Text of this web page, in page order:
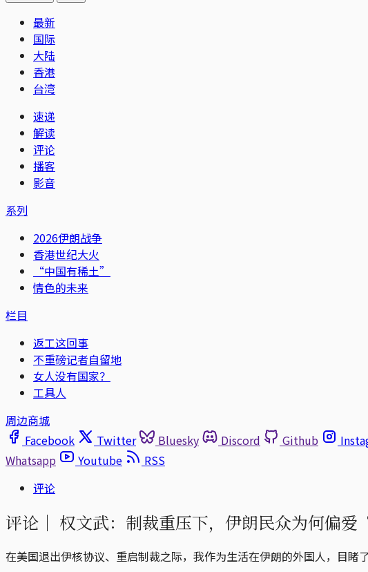
最新
国际
大陆
香港
台湾
速递
解读
评论
播客
影音
系列
2026伊朗战争
香港世纪大火
“中国有稀土”
情色的未来
栏目
返工这回事
不重磅记者自留地
女人没有国家？
工具人
周边商城
Facebook
Twitter Bluesky Discord Github
Whatsapp
Youtube
RSS
评论
评论｜ 权文武：制裁重压下，伊朗民众为何偏
在美国退出伊核协议、重启制裁之际，我作为生活在伊朗的外国人，目